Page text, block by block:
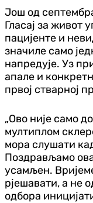
Још од
Гласај за живот
пацијенте и
значиле само
напредује. Уз
апале и
првој стварној
„Ово није само
мултиплом
мора слушати
Поздрављамо
усамљен.
рјешавати, а не
одбора